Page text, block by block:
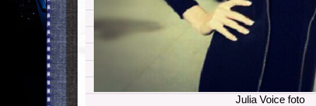
Julia Voice foto